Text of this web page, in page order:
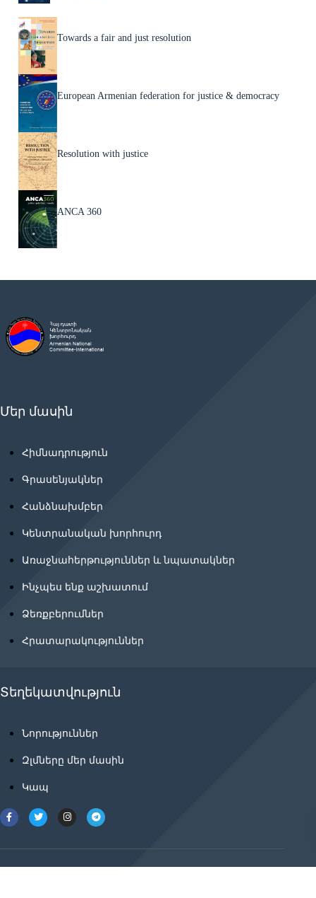
Towards a fair and just resolution
European Armenian federation for justice & democracy
Resolution with justice
ANCA 360
Մեր մասին
Հիմնադրություն
Գրասենյակներ
Հանձնախմբեր
Կենտրանական խորհուրդ
Առաջնահերթություններ և նպատակներ
Ինչպես ենք աշխատում
Ձեռքբերումներ
Հրատարակություններ
Տեղեկատվություն
Նորություններ
Զլմները մեր մասին
Կապ